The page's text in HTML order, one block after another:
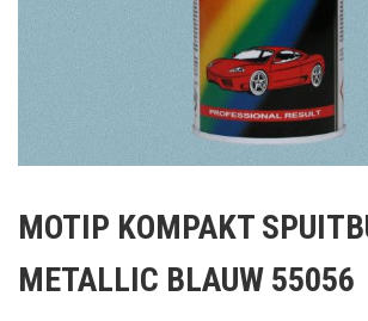
het
van
MOTIP KOMPAKT
METALLIC BLAUW 55056